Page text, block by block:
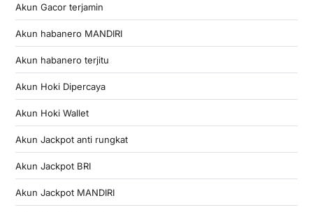
Akun Gacor terjamin
Akun habanero MANDIRI
Akun habanero terjitu
Akun Hoki Dipercaya
Akun Hoki Wallet
Akun Jackpot anti rungkat
Akun Jackpot BRI
Akun Jackpot MANDIRI